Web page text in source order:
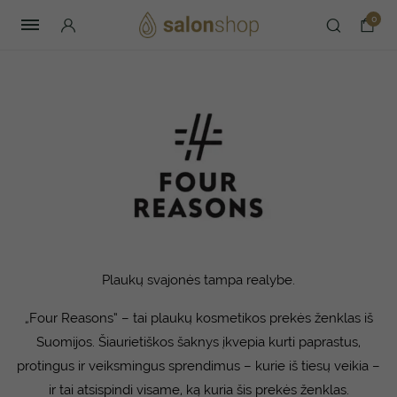
0
Plaukų svajonės tampa realybe.
„Four Reasons“ – tai plaukų kosmetikos prekės ženklas iš
Suomijos. Šiaurietiškos šaknys įkvepia kurti paprastus,
protingus ir veiksmingus sprendimus – kurie iš tiesų veikia –
ir tai atsispindi visame, ką kuria šis prekės ženklas.